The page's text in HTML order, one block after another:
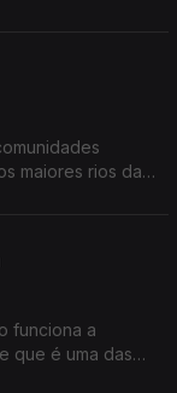
maiores rios da
funciona a
que é uma das